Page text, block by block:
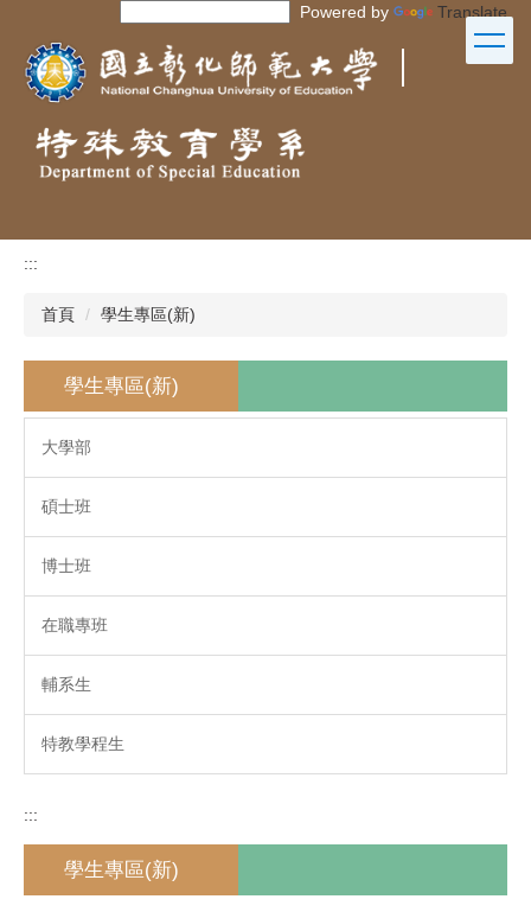
主
Powered by Translate
:::
首頁 學生專區(新)
學生專區(新)
大學部
碩士班
博士班
在職專班
輔系生
特教學程生
:::
學生專區(新)